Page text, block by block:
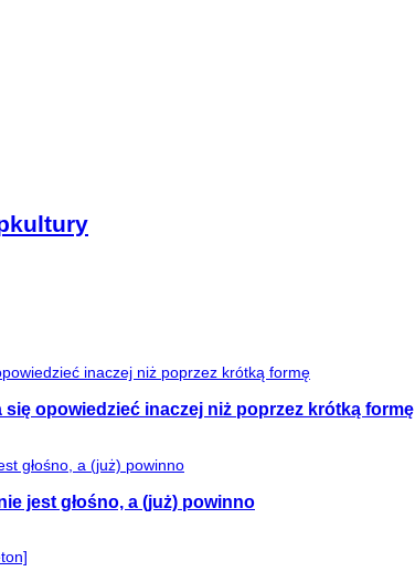
opowiedzieć inaczej niż poprzez krótką formę
jest głośno, a (już) powinno